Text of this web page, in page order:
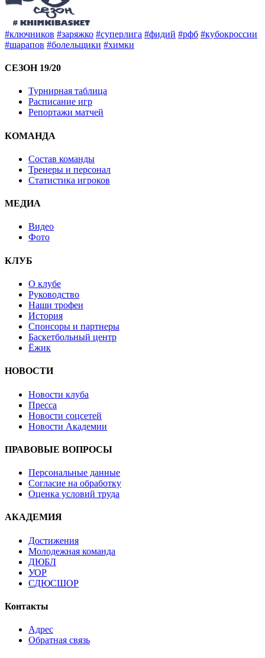
#ключников #заряжко #суперлига #фидий #рфб #кубокроссии
#шарапов #болельщики #химки
СЕЗОН 19/20
Турнирная таблица
Расписание игр
Репортажи матчей
КОМАНДА
Состав команды
Тренеры и персонал
Статистика игроков
МЕДИА
Видео
Фото
КЛУБ
О клубе
Руководство
Наши трофеи
История
Спонсоры и партнеры
Баскетбольный центр
Ёжик
НОВОСТИ
Новости клуба
Пресса
Новости соцсетей
Новости Академии
ПРАВОВЫЕ ВОПРОСЫ
Персональные данные
Согласие на обработку
Оценка условий труда
АКАДЕМИЯ
Достижения
Молодежная команда
ДЮБЛ
УОР
СДЮСШОР
Контакты
Адрес
Обратная связь